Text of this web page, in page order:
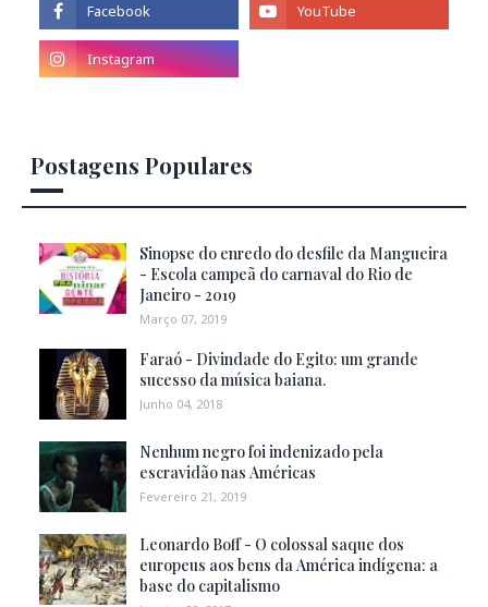
Postagens Populares
Sinopse do enredo do desfile da Mangueira
- Escola campeã do carnaval do Rio de
Janeiro - 2019
Março 07, 2019
Faraó - Divindade do Egito: um grande
sucesso da música baiana.
Junho 04, 2018
Nenhum negro foi indenizado pela
escravidão nas Américas
Fevereiro 21, 2019
Leonardo Boff - O colossal saque dos
europeus aos bens da América indígena: a
base do capitalismo